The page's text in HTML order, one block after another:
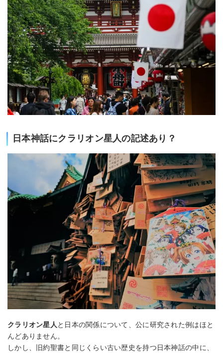
日本神話にクラリオン星人の記述あり？
クラリオン星人 と日本の関係について、公に研究された例はほと
んどありません。
しかし、旧約聖書と同じくらい古い歴史を持つ日本神話の中に、